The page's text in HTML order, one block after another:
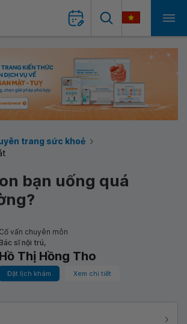
trang sức khoẻ
bạn uống quá
Cố vấn chuyên môn
Bác sĩ nội trú,
Hồ Thị Hồng Tho
Đặt lịch khám Xem chi tiết